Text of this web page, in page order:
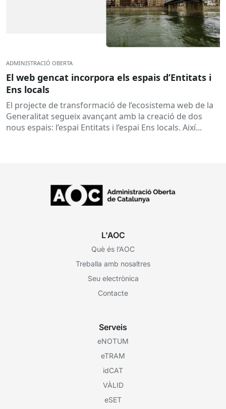
ADMINISTRACIÓ OBERTA
El web gencat incorpora els espais d’Entitats i
Ens locals
El projecte de transformació de l’ecosistema web de la
Generalitat segueix avançant amb la creació de dos
nous espais: l’espai Entitats i l’espai Ens locals. Així...
L'AOC
Què és l’AOC
Treballa amb nosaltres
Seu electrònica
Contacte
Serveis
eNOTUM
eTRAM
idCAT
VÀLID
eSET